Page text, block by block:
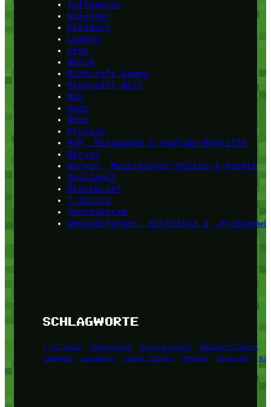
Influencer
Kalender
Kleidung
Lampen
Lego
Merch
Minecraft Games
Minecraft-Welt
Mob
Mods
News
Plugins
PvP, Minigames & YouTube-Begriffe
Server
Server, Multiplayer-Rollen & Rechte
Spielmodi
Steckbrief
T-Shirts
Technikkram
Umgangsformen, Konflikte &
SCHLAGWORTE
7 vs Wild Alphastein Anna Gazanis Badlion Client
LabyMod
LetsHugo Lunar Client Mojang männlich